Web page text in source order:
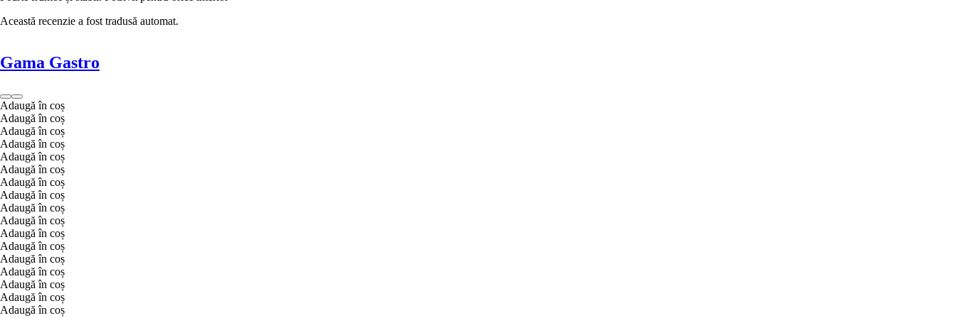
Această recenzie a fost tradusă automat.
Gama Gastro
Adaugă în coș
Adaugă în coș
Adaugă în coș
Adaugă în coș
Adaugă în coș
Adaugă în coș
Adaugă în coș
Adaugă în coș
Adaugă în coș
Adaugă în coș
Adaugă în coș
Adaugă în coș
Adaugă în coș
Adaugă în coș
Adaugă în coș
Adaugă în coș
Adaugă în coș